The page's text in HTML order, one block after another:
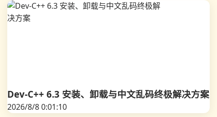
Dev-C++ 6.3 安装、卸载与中文乱码终极解决方案
2026/8/8 0:01:10